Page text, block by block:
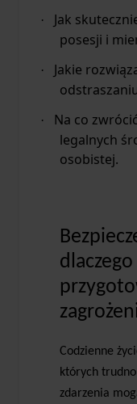
·
Jak
posesji i
·
Jakie
·
Na co
legalnych
osobistej.
Codzienne
których
zdarzenia